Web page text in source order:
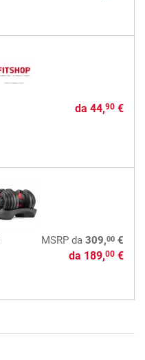
da 44,90€
MSRPda 309,00€
da 189,00€